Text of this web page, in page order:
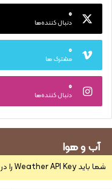
۰
دنبال کننده‌ها
۰
مشترک ها
۰
دنبال کننده‌ها
آب و هوا
شما باید Weather API Key را در صفحه تنظیمات قالب > ادغام تنظیم کنید.